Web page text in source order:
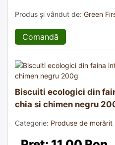
Produs și vândut de: Green
Comandă
Biscuiti ecologici din
chia si chimen negru
Categorie: Produse de